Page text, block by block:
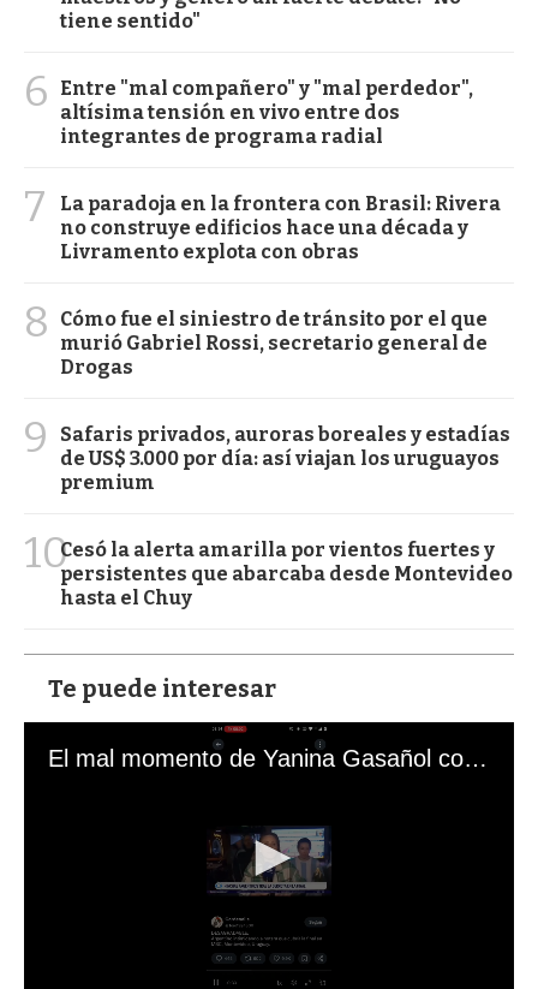
tiene sentido"
6
Entre "mal compañero" y "mal perdedor",
altísima tensión en vivo entre dos
integrantes de programa radial
7
La paradoja en la frontera con Brasil: Rivera
no construye edificios hace una década y
Livramento explota con obras
8
Cómo fue el siniestro de tránsito por el que
murió Gabriel Rossi, secretario general de
Drogas
9
Safaris privados, auroras boreales y estadías
de US$ 3.000 por día: así viajan los uruguayos
premium
10Cesó la alerta amarilla por vientos fuertes y
persistentes que abarcaba desde Montevideo
hasta el Chuy
Te puede interesar
El mal momento de Yanina Gasañol con un hincha argentino en "Subrayado"